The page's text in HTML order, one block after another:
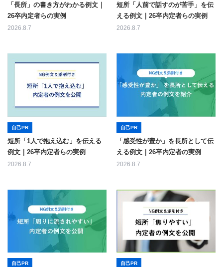
「長所」の書き方がわかる例文｜
26卒内定者らの実例
2026.8.7
短所「人前で話すのが苦手」を伝
える例文｜26卒内定者らの実例
2026.8.7
自己PR
短所「1人で抱え込む」を伝える
例文｜26卒内定者らの実例
2026.8.7
自己PR
「感受性が豊か」を長所として伝
える例文｜26卒内定者の実例
2026.8.7
自己PR 自己PR